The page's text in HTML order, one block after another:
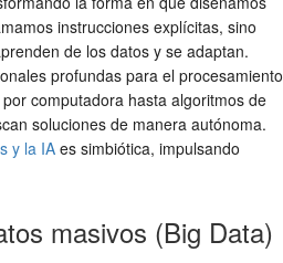
instrucciones explícitas, sino
de los datos y se adaptan.
profundas para el procesamiento
computadora hasta algoritmos de
soluciones de manera autónoma.
y la IA es simbiótica, impulsando
masivos (Big Data)